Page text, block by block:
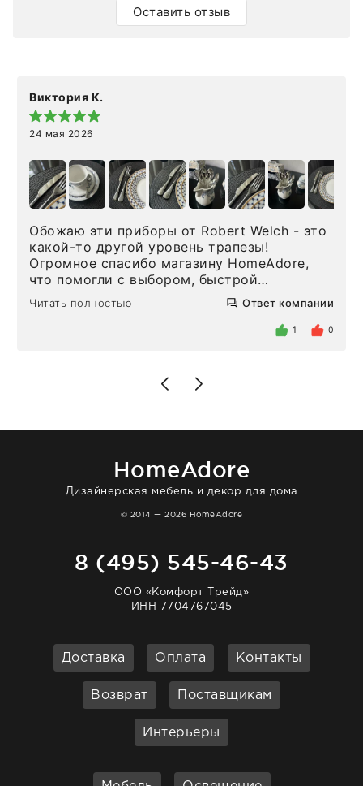
Оставить отзыв
Виктория К.
24 мая 2026
Обожаю эти приборы от Robert Welch - это
какой-то другой уровень трапезы!
Огромное спасибо магазину HomeAdore,
что помогли с выбором, быстрой
доставкой и высоким сервисом. Один раз
была здесь лично, забирала чайные ложки,
внутри очень много антикварной посуды,
Позже заказывала остальные приборы -
доставили сдэком на следующий день к
отвечает очень быстро. Взаимодействием
Читать полностью Ответ компании
1 0
HomeAdore
Дизайнерская мебель и декор для дома
© 2014 — 2026 HomeAdore
8 (495) 545-46-43
ООО «Комфорт Трейд»
ИНН 7704767045
Доставка Оплата Контакты
Возврат Поставщикам
Интерьеры